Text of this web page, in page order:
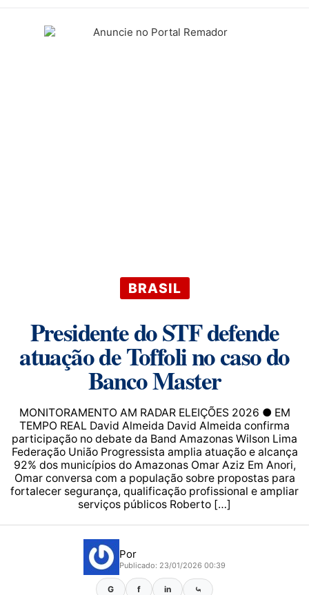
BRASIL
Presidente do STF defende
atuação de Toffoli no caso do
Banco Master
MONITORAMENTO AM RADAR ELEIÇÕES 2026 ● EM
TEMPO REAL David Almeida David Almeida confirma
participação no debate da Band Amazonas Wilson Lima
Federação União Progressista amplia atuação e alcança
92% dos municípios do Amazonas Omar Aziz Em Anori,
Omar conversa com a população sobre propostas para
fortalecer segurança, qualificação profissional e ampliar
serviços públicos Roberto […]
Por
Publicado: 23/01/2026 00:39
G f in ⤿